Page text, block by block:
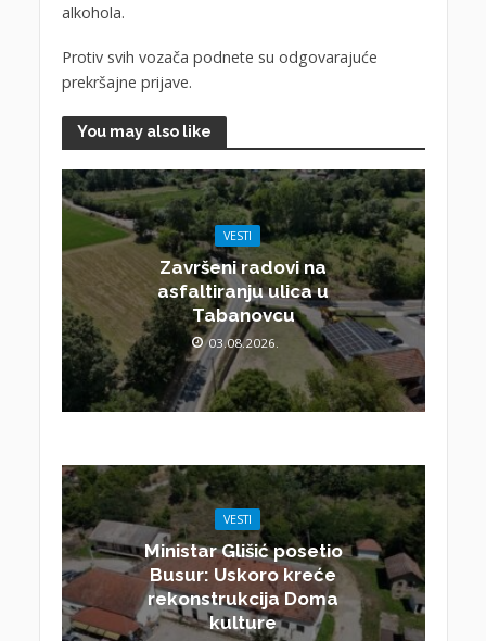
alkohola.
Protiv svih vozača podnete su odgovarajuće
prekršajne prijave.
You may also like
VESTI
Završeni radovi na
asfaltiranju ulica u
Tabanovcu
03.08.2026.
VESTI
Ministar Glišić posetio
Busur: Uskoro kreće
rekonstrukcija Doma
kulture